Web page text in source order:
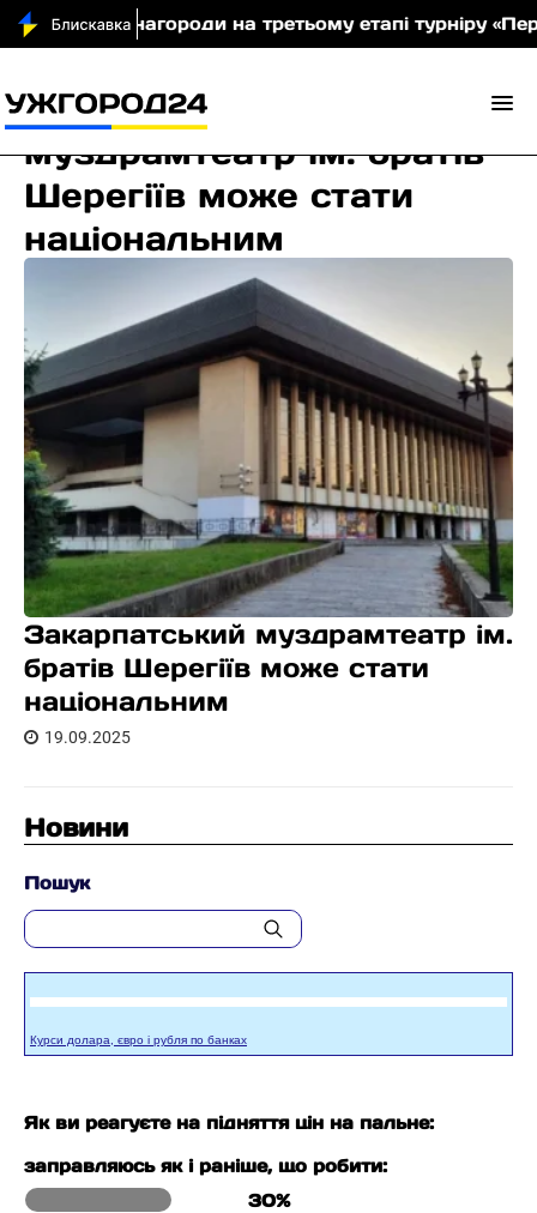
чотири нагороди на третьому етапі турніру
Закарпатський
муздрамтеатр ім. братів
Шерегіїв може стати
національним
Закарпатський муздрамтеатр ім.
братів Шерегіїв може стати
національним
19.09.2025
Новини
Пошук
Курси долара, євро і рубля по банках
Як ви реагуєте на підняття цін на пальне:
заправляюсь як і раніше, що робити:
30%